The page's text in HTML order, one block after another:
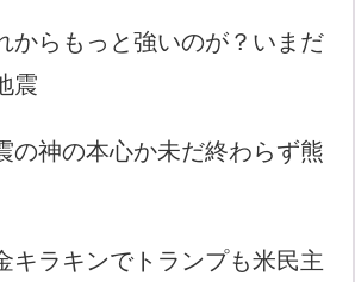
からもっと強いのが？いまだ
震
の神の本心か未だ終わらず熊
キラキンでトランプも米民主